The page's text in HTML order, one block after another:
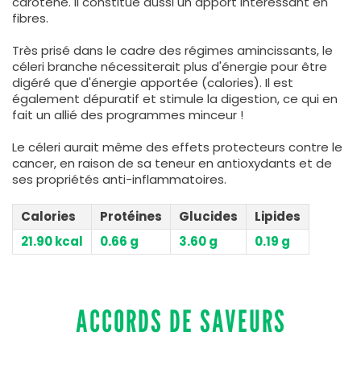
fibres.
Très prisé dans le cadre des régimes amincissants, le
céleri branche nécessiterait plus d'énergie pour être
digéré que d'énergie apportée (calories). Il est
également dépuratif et stimule la digestion, ce qui en
fait un allié des programmes minceur !
Le céleri aurait même des effets protecteurs contre le
cancer, en raison de sa teneur en antioxydants et de
ses propriétés anti-inflammatoires.
Calories Protéines Glucides
Lipides
21.90 kcal
0.66 g 3.60 g 0.19 g
ACCORDS DE SAVEURS